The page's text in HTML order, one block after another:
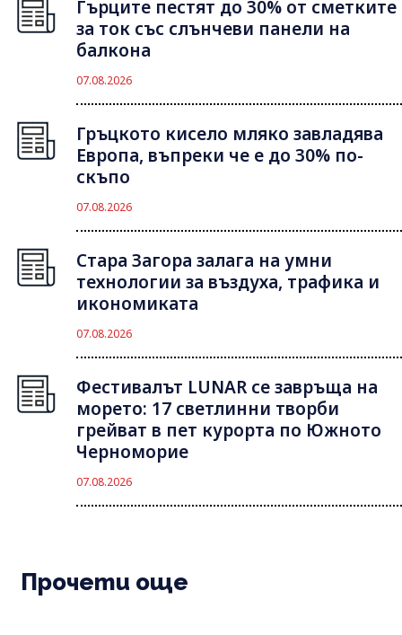
Гърците пестят до 30% от сметките
за ток със слънчеви панели на
балкона
07.08.2026
Гръцкото кисело мляко завладява
Европа, въпреки че е до 30% по-
скъпо
07.08.2026
Стара Загора залага на умни
технологии за въздуха, трафика и
икономиката
07.08.2026
Фестивалът LUNAR се завръща на
морето: 17 светлинни творби
грейват в пет курорта по Южното
Черноморие
07.08.2026
Прочети още